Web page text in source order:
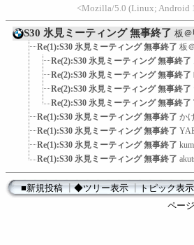
<Mozilla/5.0 (Linux; Android
S30 氷見ミーティング 無事終了 板
Re(1):S30 氷見ミーティング 無事終了 板
Re(2):S30 氷見ミーティング 無事終了
Re(2):S30 氷見ミーティング 無事終了
Re(2):S30 氷見ミーティング 無事終了
Re(2):S30 氷見ミーティング 無事終了
Re(1):S30 氷見ミーティング 無事終了 か
Re(1):S30 氷見ミーティング 無事終了
Re(1):S30 氷見ミーティング 無事終了
Re(1):S30 氷見ミーティング 無事終了
■新規投稿┃◆ツリー表示┃トピック表示
ページ